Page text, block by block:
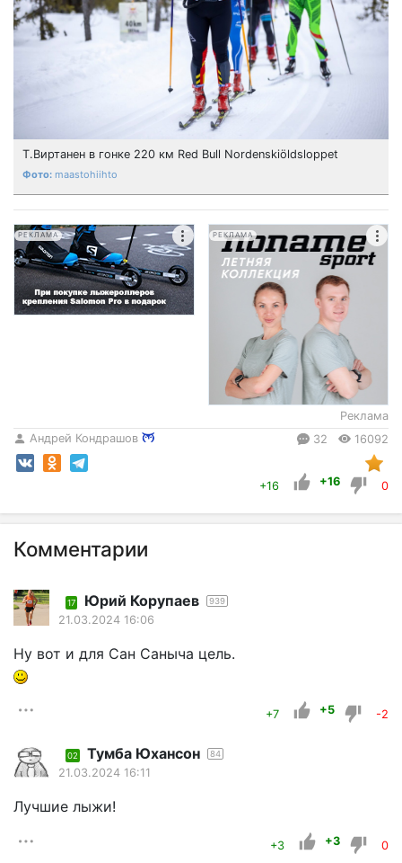
Т.Виртанен в гонке 220 км Red Bull Nordenskiöldsloppet
maastohiihto
РЕКЛАМА РЕКЛАМА
Реклама
Андрей Кондрашов
32 16092
+16 +16 0
Комментарии
17 Юрий Корупаев 939
21.03.2024 16:06
Ну вот и для Сан Саныча цель.
+7 +5 -2
02 Тумба Юхансон 84
21.03.2024 16:11
Лучшие лыжи!
+3 +3 0